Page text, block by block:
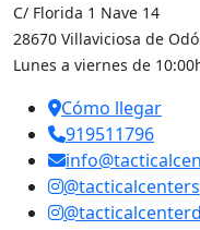
C/ Florida 1 Nave 14
28670 Villaviciosa de
Lunes a viernes de
Cómo llegar
919511796